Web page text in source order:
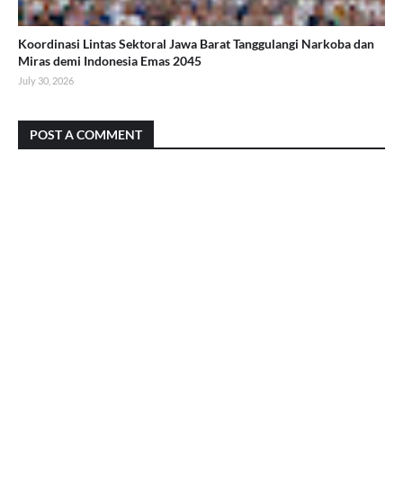
Koordinasi Lintas Sektoral Jawa Barat Tanggulangi Narkoba dan
Miras demi Indonesia Emas 2045
July 30, 2026
POST A COMMENT